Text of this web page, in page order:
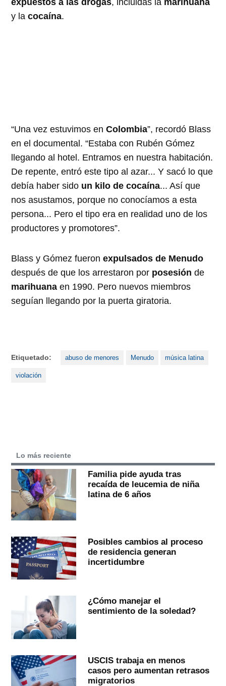
y lacocaína.
“Una vez estuvimos enColombia”, recordó Blass
en el documental. “Estaba con Rubén Gómez
llegando al hotel. Entramos en nuestra habitación.
De repente, entró este tipo al azar... Y sacó lo que
debía haber sido un kilo de cocaína... Así que
nos asustamos, porque no conocíamos a esta
persona... Pero el tipo era en realidad uno de los
productores y promotores”.
Blass y Gómez fueronexpulsados ​​de Menudo
después de que los arrestaron por posesiónde
marihuanaen 1990. Pero nuevos miembros
seguían llegando por la puerta giratoria.
Etiquetado: abuso de menores Menudo música latina
violación
Lo más reciente
Familia pide ayuda tras
recaída de leucemia de niña
latina de 6 años
Posibles cambios al proceso
de residencia generan
incertidumbre
¿Cómo manejar el
sentimiento de la soledad?
USCIS trabaja en menos
casos pero aumentan retrasos
migratorios